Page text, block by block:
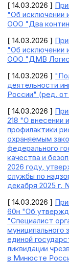
[ 14.03.2026 ]
"Об исключении
ООО "Два
[ 14.03.2026 ]
"Об исключении
ООО "ДМВ
[ 14.03.2026 ]
деятельности
России" (ред. от
[ 14.03.2026 ]
218 "О внесении
профилактики
охраняемым
федерального
качества и
2026 году,
службы по
декабря 2025 г.
[ 14.03.2026 ]
60н "Об
"Специалист
муниципального
единой
ликвидации
в Минюсте